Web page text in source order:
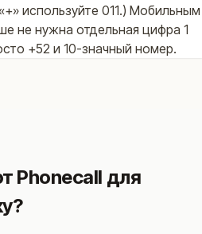
используйте 011.) Мобильным
не нужна отдельная цифра 1
+52 и 10-значный номер.
Phonecall для